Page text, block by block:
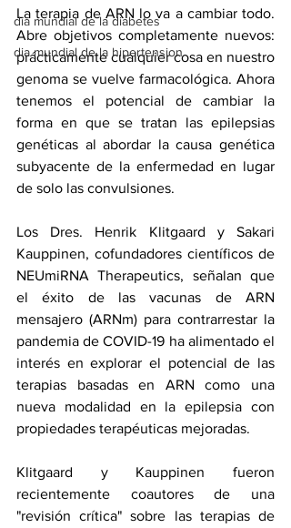
dia mundial de la diabetes
dia mundial de la hipertension
La terapia de ARN lo va a cambiar todo.
Abre objetivos completamente nuevos:
prácticamente cualquier cosa en nuestro
genoma se vuelve farmacológica. Ahora
tenemos el potencial de cambiar la
forma en que se tratan las epilepsias
genéticas al abordar la causa genética
subyacente de la enfermedad en lugar
de solo las convulsiones.
Los Dres. Henrik Klitgaard y Sakari
Kauppinen, cofundadores científicos de
NEUmiRNA Therapeutics, señalan que
el éxito de las vacunas de ARN
mensajero (ARNm) para contrarrestar la
pandemia de COVID-19 ha alimentado el
interés en explorar el potencial de las
terapias basadas en ARN como una
nueva modalidad en la epilepsia con
propiedades terapéuticas mejoradas.
Klitgaard y Kauppinen fueron
recientemente coautores de una
"revisión crítica" sobre las terapias de